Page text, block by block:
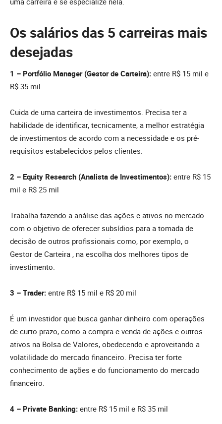
Os salários das 5 carreiras mais
desejadas
1 – Portfólio Manager (Gestor de Carteira): entre R$ 15 mil e
R$ 35 mil
Cuida de uma carteira de investimentos. Precisa ter a
habilidade de identificar, tecnicamente, a melhor estratégia
de investimentos de acordo com a necessidade e os pré-
requisitos estabelecidos pelos clientes.
2 – Equity Research (Analista de Investimentos): entre R$ 15
mil e R$ 25 mil
Trabalha fazendo a análise das ações e ativos no mercado
com o objetivo de oferecer subsídios para a tomada de
decisão de outros profissionais como, por exemplo, o
Gestor de Carteira , na escolha dos melhores tipos de
investimento.
3 – Trader: entre R$ 15 mil e R$ 20 mil
É um investidor que busca ganhar dinheiro com operações
de curto prazo, como a compra e venda de ações e outros
ativos na Bolsa de Valores, obedecendo e aproveitando a
volatilidade do mercado financeiro. Precisa ter forte
conhecimento de ações e do funcionamento do mercado
financeiro.
4 – Private Banking: entre R$ 15 mil e R$ 35 mil